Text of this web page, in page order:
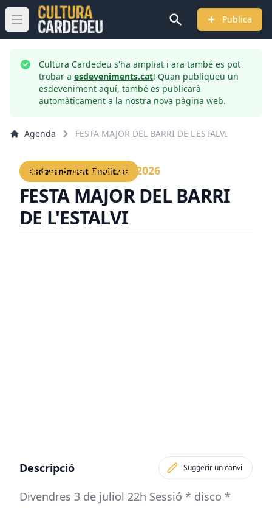
Obrir menú principal Publica
Cultura Cardedeu s'ha ampliat i ara també es pot
trobar a esdeveniments.cat! Quan publiqueu un
esdeveniment aquí, també es publicarà
automàticament a la nostra nova pàgina web.
Agenda FESTA MAJOR DEL BARRI DE L'ESTALVI
Esdeveniment finalitzat
Del 3 al 5 de juliol del 2026
FESTA MAJOR DEL BARRI
DE L'ESTALVI
Descripció Suggerir un canvi
Divendres 3 de juliol 22h Sessió * disco *